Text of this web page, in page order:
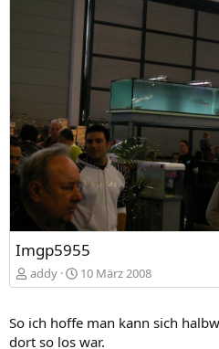
Imgp5955
addy 10 März 2008
So ich hoffe man kann sich
dort so los war.